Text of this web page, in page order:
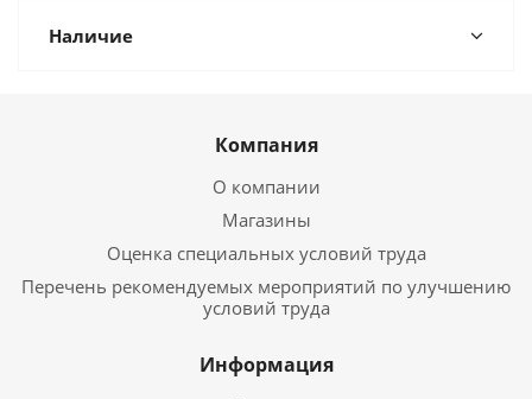
Наличие
Компания
О компании
Магазины
Оценка специальных условий труда
Перечень рекомендуемых мероприятий по улучшению
условий труда
Информация